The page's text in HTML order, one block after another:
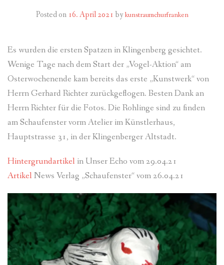
Posted on 16. April 2021 bykunstraumchurfranken
Es wurden die ersten Spatzen in Klingenberg gesichtet.
Wenige Tage nach dem Start der „Vogel-Aktion“ am
Osterwochenende kam bereits das erste „Kunstwerk“ von
Herrn Gerhard Richter zurückgeflogen. Besten Dank an
Herrn Richter für die Fotos. Die Rohlinge sind zu finden
am Schaufenster vorm Atelier im Künstlerhaus,
Hauptstrasse 31, in der Klingenberger Altstadt.
Hintergrundartikel in Unser Echo vom 29.04.21
Artikel News Verlag „Schaufenster“ vom 26.04.21